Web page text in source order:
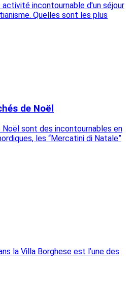
incontournable d'un séjour
Quelles sont les plus
de Noël
sont des incontournables en
les “Mercatini di Natale”
la Villa Borghese est l’une des